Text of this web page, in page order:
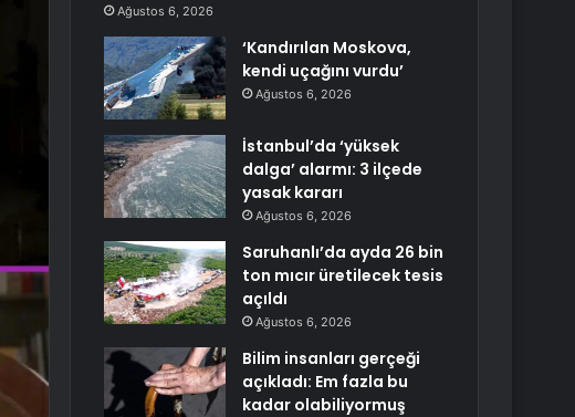
Ağustos 6, 2026
‘Kandırılan Moskova,
kendi uçağını vurdu’
Ağustos 6, 2026
İstanbul’da ‘yüksek
dalga’ alarmı: 3 ilçede
yasak kararı
Ağustos 6, 2026
Saruhanlı’da ayda 26 bin
ton mıcır üretilecek tesis
açıldı
Ağustos 6, 2026
Bilim insanları gerçeği
açıkladı: Em fazla bu
kadar olabiliyormuş